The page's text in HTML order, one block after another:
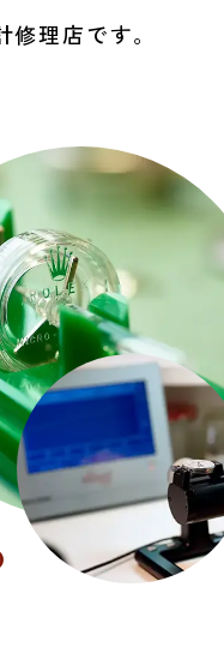
理店です。
けいたします
ようお願い申